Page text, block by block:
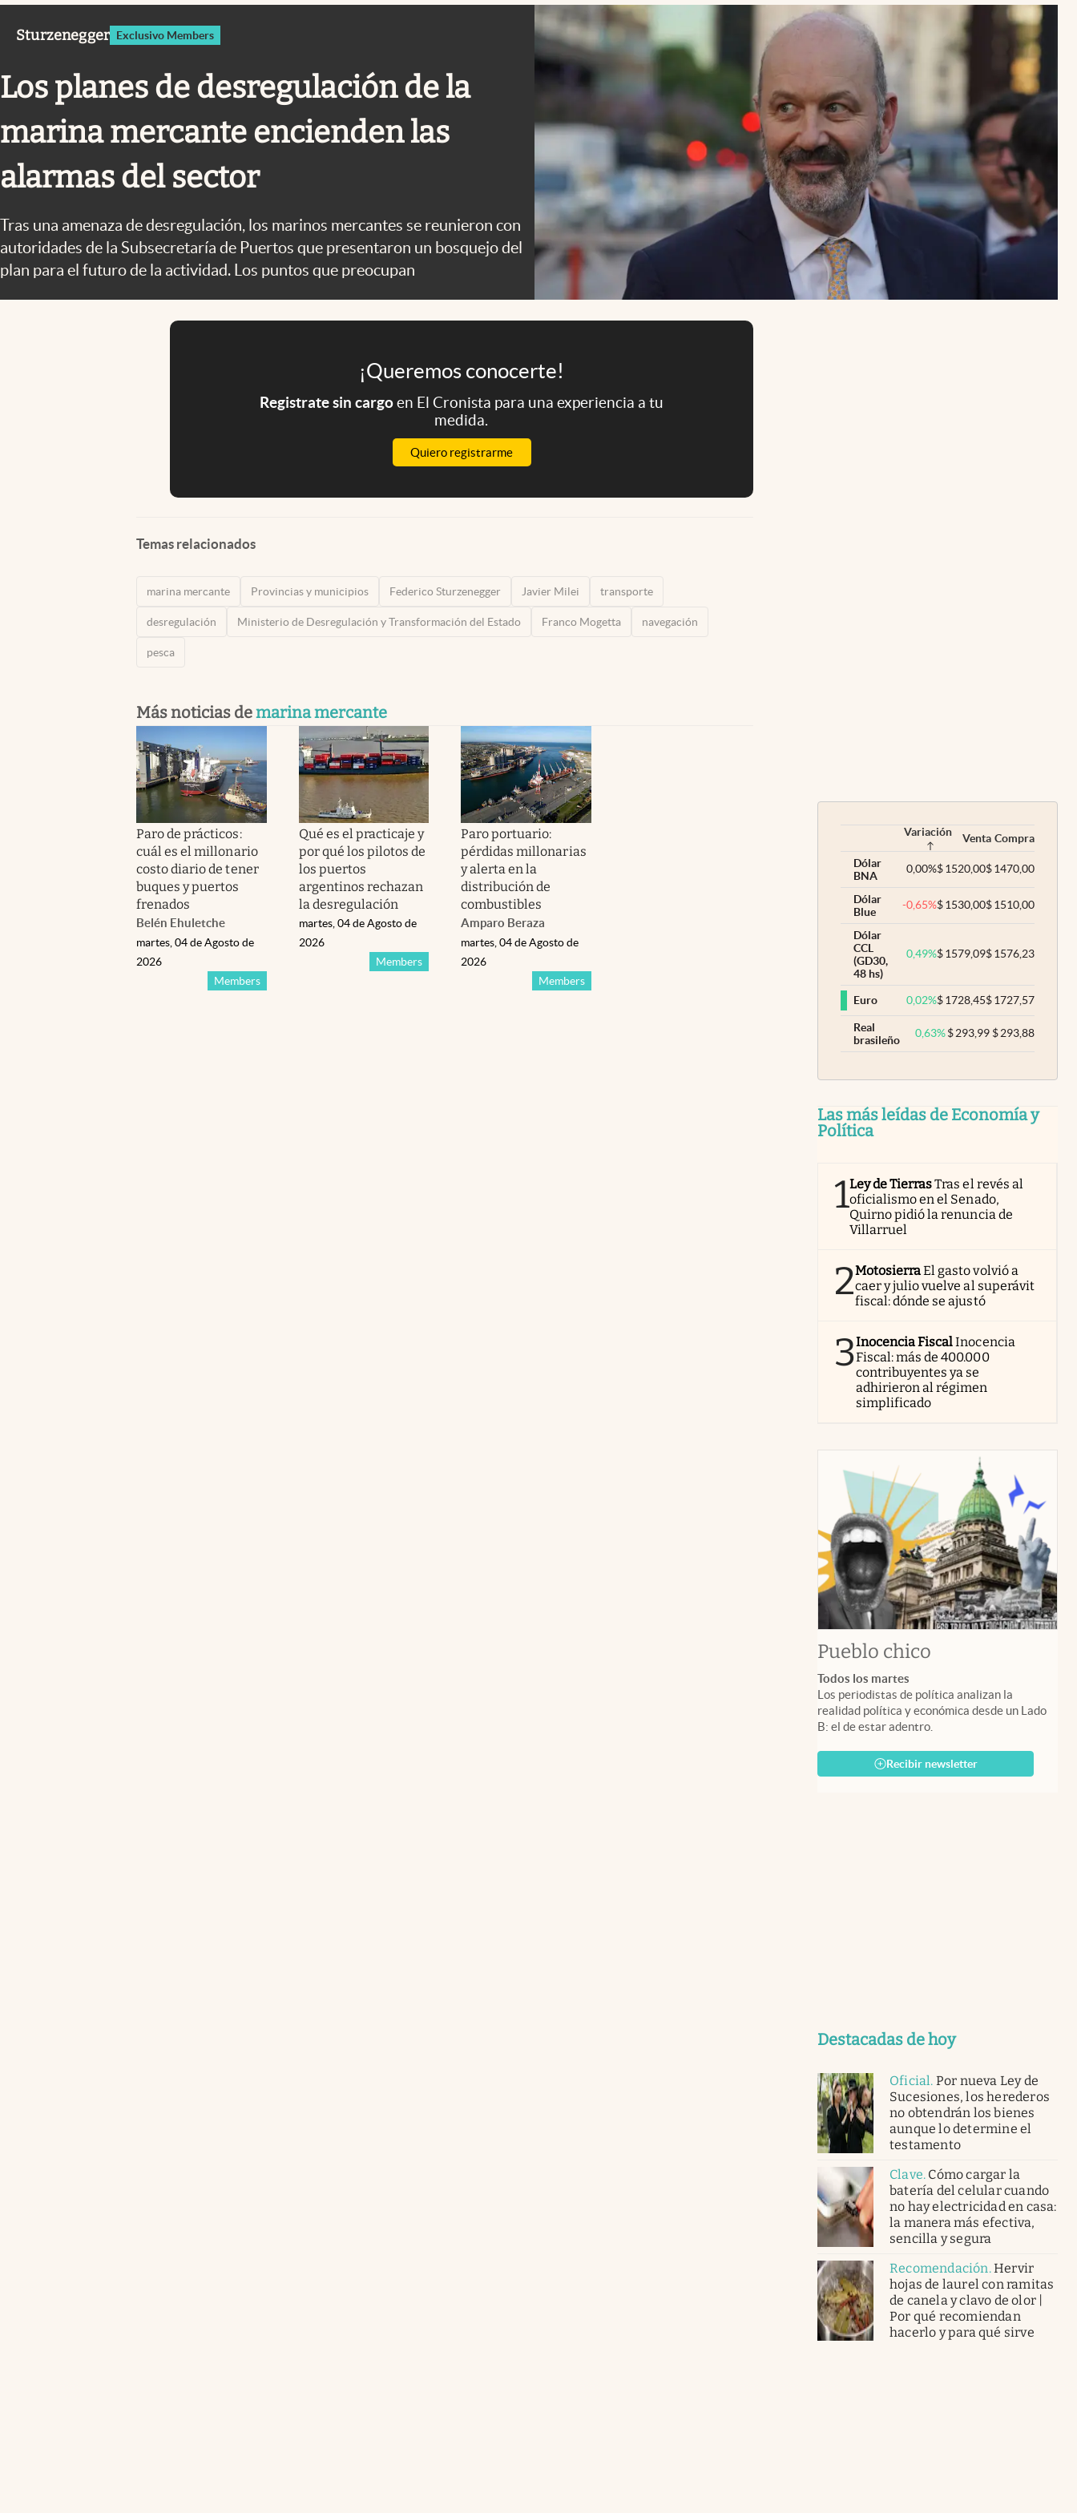
Uruguay
Infotechnology
Clase
Mundial 2026
Eventos Corporativos
El Cronista Studio
Mediakit
abre en nueva pestaña
Sturzenegger Exclusivo Members
Los planes de desregulación de la
marina mercante encienden las
alarmas del sector
Tras una amenaza de desregulación, los marinos mercantes se reunieron con
autoridades de la Subsecretaría de Puertos que presentaron un bosquejo del
plan para el futuro de la actividad. Los puntos que preocupan
¡Queremos conocerte!
Registrate sin cargoen El Cronista para una experiencia a tu
medida.
Quiero registrarme
Temas relacionados
marina mercante Provincias y municipios Federico Sturzenegger Javier Milei transporte
desregulación Ministerio de Desregulación y Transformación del Estado Franco Mogetta navegación
pesca
Más noticias demarina mercante
Paro de prácticos:
cuál es el millonario
costo diario de tener
buques y puertos
frenados
Belén Ehuletche
Members
martes, 04 de Agosto de
2026
Qué es el practicaje y
por qué los pilotos de
los puertos
argentinos rechazan
la desregulación
Members
martes, 04 de Agosto de
2026
Paro portuario:
pérdidas millonarias
y alerta en la
distribución de
combustibles
Amparo Beraza
Members
martes, 04 de Agosto de
2026
Variación Venta Compra
Dólar
BNA
0,00%$1520,00$1470,00
Dólar
Blue
-0,65%$1530,00$1510,00
Dólar
CCL
(GD30,
48 hs)
0,49%$1579,09$1576,23
Euro 0,02%$1728,45$1727,57
Real
brasileño
0,63% $293,99 $293,88
Las más leídas de Economía y
Política
1Ley de TierrasTras el revés al
oficialismo en el Senado,
Quirno pidió la renuncia de
Villarruel
2MotosierraEl gasto volvió a
caer y julio vuelve al superávit
fiscal: dónde se ajustó
3Inocencia FiscalInocencia
Fiscal: más de 400.000
contribuyentes ya se
adhirieron al régimen
simplificado
Pueblo chico
Todos los martes
Los periodistas de política analizan la
realidad política y económica desde un Lado
B: el de estar adentro.
Recibir newsletter
Destacadas de hoy
Oficial. Por nueva Ley de
Sucesiones, los herederos
no obtendrán los bienes
aunque lo determine el
testamento
Clave. Cómo cargar la
batería del celular cuando
no hay electricidad en casa:
la manera más efectiva,
sencilla y segura
Recomendación.Hervir
hojas de laurel con ramitas
de canela y clavo de olor |
Por qué recomiendan
hacerlo y para qué sirve